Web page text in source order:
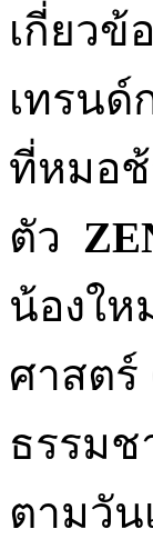
เกี่ยวข้
เทรนด์
ที่หมอ
ตัว
น้องให
ศาสตร์
ธรรมช
ตามวั